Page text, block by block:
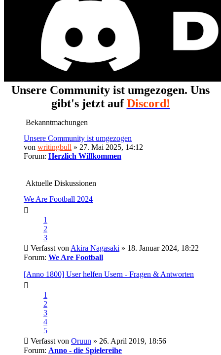
Unsere Community ist umgezogen. Uns
gibt's jetzt aufDiscord!
Bekanntmachungen
Unsere Community ist umgezogen
von writingbull » 27. Mai 2025, 14:12
Forum: Herzlich Willkommen
Aktuelle Diskussionen
We Are Football 2024
1
2
3
Verfasst von Akira Nagasaki » 18. Januar 2024, 18:22
Forum: We Are Football
[Anno 1800] User helfen Usern - Fragen & Antworten
1
2
3
4
5
Verfasst von Oruun » 26. April 2019, 18:56
Forum: Anno - die Spielereihe